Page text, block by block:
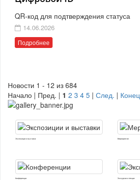
QR-код для подтверждения статуса
14.06.2026
Подробнее
Новости 1 - 12 из 684
Начало | Пред. | 1 2 3 4 5 | След. | Конец
Экспозиции и выставки Мероприятия
Конференции Экскурсии и лекции